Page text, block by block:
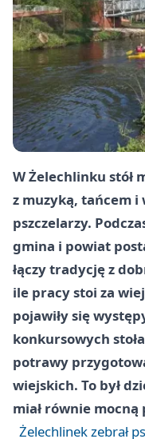
W Żelechlinku stół
z muzyką, tańcem
pszczelarzy.
gmina i powiat
łączy tradycję z
ile pracy stoi za
pojawiły się
konkursowych
potrawy
wiejskich. To był
miał równie
Żelechlinek zebrał